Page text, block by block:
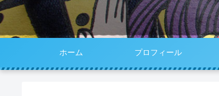
ホーム プロフィール